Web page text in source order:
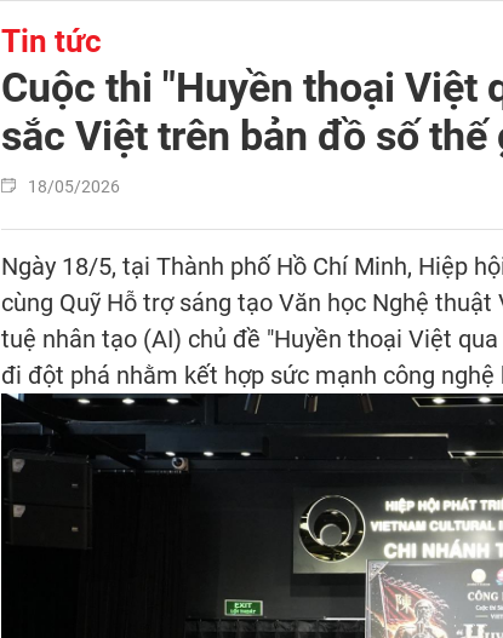
Tin tức
Cuộc thi "Huyền thoại Việt
sắc Việt trên bản đồ số thế
18/05/2026
Ngày 18/5, tại Thành phố Hồ Chí Minh, Hiệp
cùng Quỹ Hỗ trợ sáng tạo Văn học Nghệ
tuệ nhân tạo (AI) chủ đề "Huyền thoại Việt
đi đột phá nhằm kết hợp sức mạnh công